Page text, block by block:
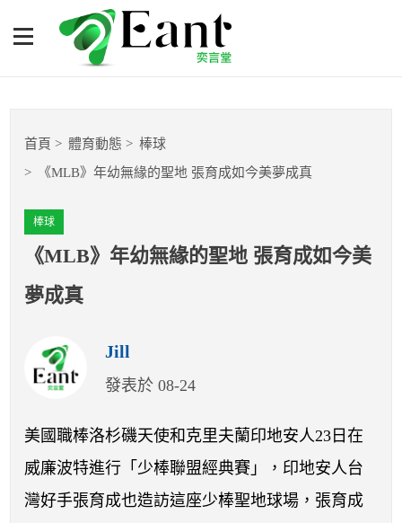
《MLB》年幼無緣的聖地
張育成如今美夢成真
籃球
球隊數據
運彩報報
明星分析師
首頁 體育動態 棒球
《MLB》年幼無緣的聖地 張育成如今美夢成真
棒球
《MLB》年幼無緣的聖地 張育成如今美
夢成真
Jill
發表於 08-24
美國職棒洛杉磯天使和克里夫蘭印地安人23日在
威廉波特進行「少棒聯盟經典賽」，印地安人台
灣好手張育成也造訪這座少棒聖地球場，張育成